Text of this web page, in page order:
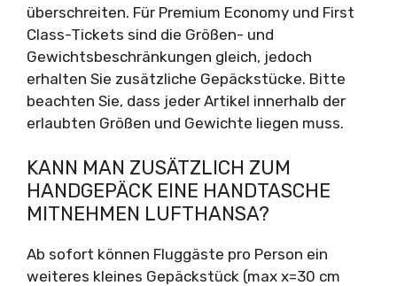
überschreiten. Für Premium Economy und First
Class-Tickets sind die Größen- und
Gewichtsbeschränkungen gleich, jedoch
erhalten Sie zusätzliche Gepäckstücke. Bitte
beachten Sie, dass jeder Artikel innerhalb der
erlaubten Größen und Gewichte liegen muss.
KANN MAN ZUSÄTZLICH ZUM
HANDGEPÄCK EINE HANDTASCHE
MITNEHMEN LUFTHANSA?
Ab sofort können Fluggäste pro Person ein
weiteres kleines Gepäckstück (max x=30 cm